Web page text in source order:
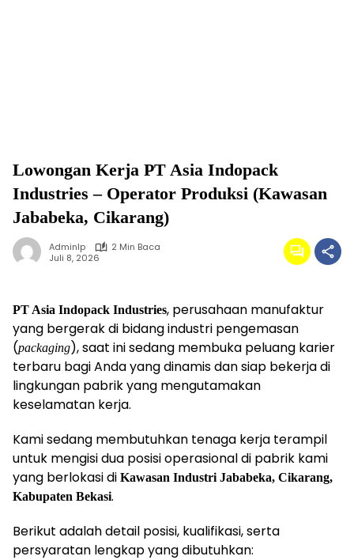
Lowongan Kerja PT Asia Indopack
Industries – Operator Produksi (Kawasan
Jababeka, Cikarang)
Adminlp
2 Min Baca
Juli 8, 2026
PT Asia Indopack Industries, perusahaan manufaktur
yang bergerak di bidang industri pengemasan
(packaging), saat ini sedang membuka peluang karier
terbaru bagi Anda yang dinamis dan siap bekerja di
lingkungan pabrik yang mengutamakan
keselamatan kerja.
Kami sedang membutuhkan tenaga kerja terampil
untuk mengisi dua posisi operasional di pabrik kami
yang berlokasi di Kawasan Industri Jababeka, Cikarang,
Kabupaten Bekasi.
Berikut adalah detail posisi, kualifikasi, serta
persyaratan lengkap yang dibutuhkan: